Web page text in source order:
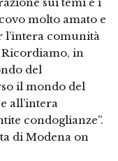
molto amato e
comunità
in
del
il mondo del
all’intera
condoglianze”.
di Modena on